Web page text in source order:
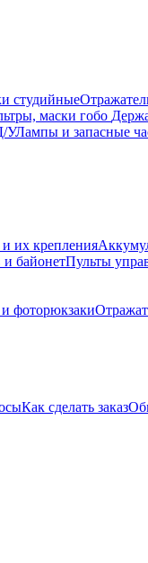
студийные
маски гобо
УЛампы и запасные
их крепления
байонетПульты
фоторюкзаки
Как сделать заказ